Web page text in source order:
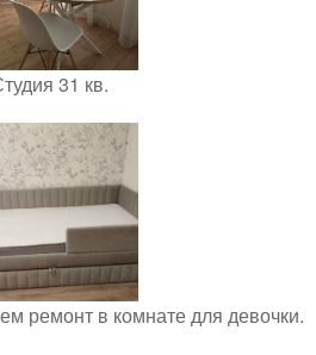
31 кв.
ремонт в комнате для девочки.